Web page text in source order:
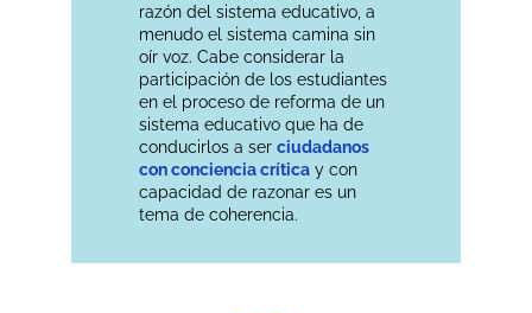
razón del sistema educativo, a
menudo el sistema camina sin
oír voz. Cabe considerar la
participación de los estudiantes
en el proceso de reforma de un
sistema educativo que ha de
conducirlos a ser ciudadanos
con conciencia crítica y con
capacidad de razonar es un
tema de coherencia.